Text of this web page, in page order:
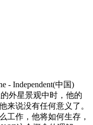
- Independent(中国)
外星景观中时，他的
来说没有任何意义了。
工作，他将如何生存，